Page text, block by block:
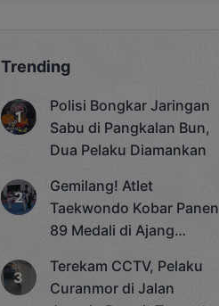
Trending
Polisi Bongkar Jaringan
Sabu di Pangkalan Bun,
Dua Pelaku Diamankan
Gemilang! Atlet
Taekwondo Kobar Panen
89 Medali di Ajang
Cup 2025
Terekam CCTV, Pelaku
Curanmor di Jalan